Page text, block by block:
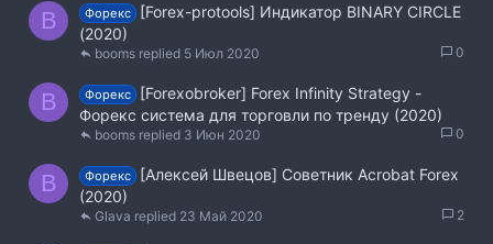
B Форекс
[Forex-protools] Индикатор BINARY CIRCLE
(2020)
0
5 Июл 2020
booms
B Форекс
[Forexobroker] Forex Infinity Strategy -
Форекс система для торговли по тренду (2020)
0
3 Июн 2020
booms
B Форекс
[Алексей Швецов] Советник Acrobat Forex
(2020)
2
23 Май 2020
Glava